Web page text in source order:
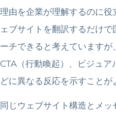
理由を企業が理解するのに
ェブサイトを翻訳するだけ
ーチできると考えています
CTA（行動喚起）、ビジュ
どに異なる反応を示すことが
同じウェブサイト構造とメ